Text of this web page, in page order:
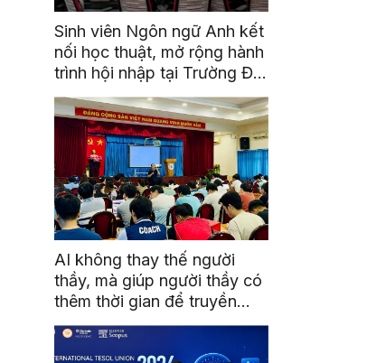
Sinh viên Ngôn ngữ Anh kết
nối học thuật, mở rộng hành
trình hội nhập tại Trường Đại
học Quốc gia Malaysia
AI không thay thế người
thầy, mà giúp người thầy có
thêm thời gian để truyền
cảm hứng